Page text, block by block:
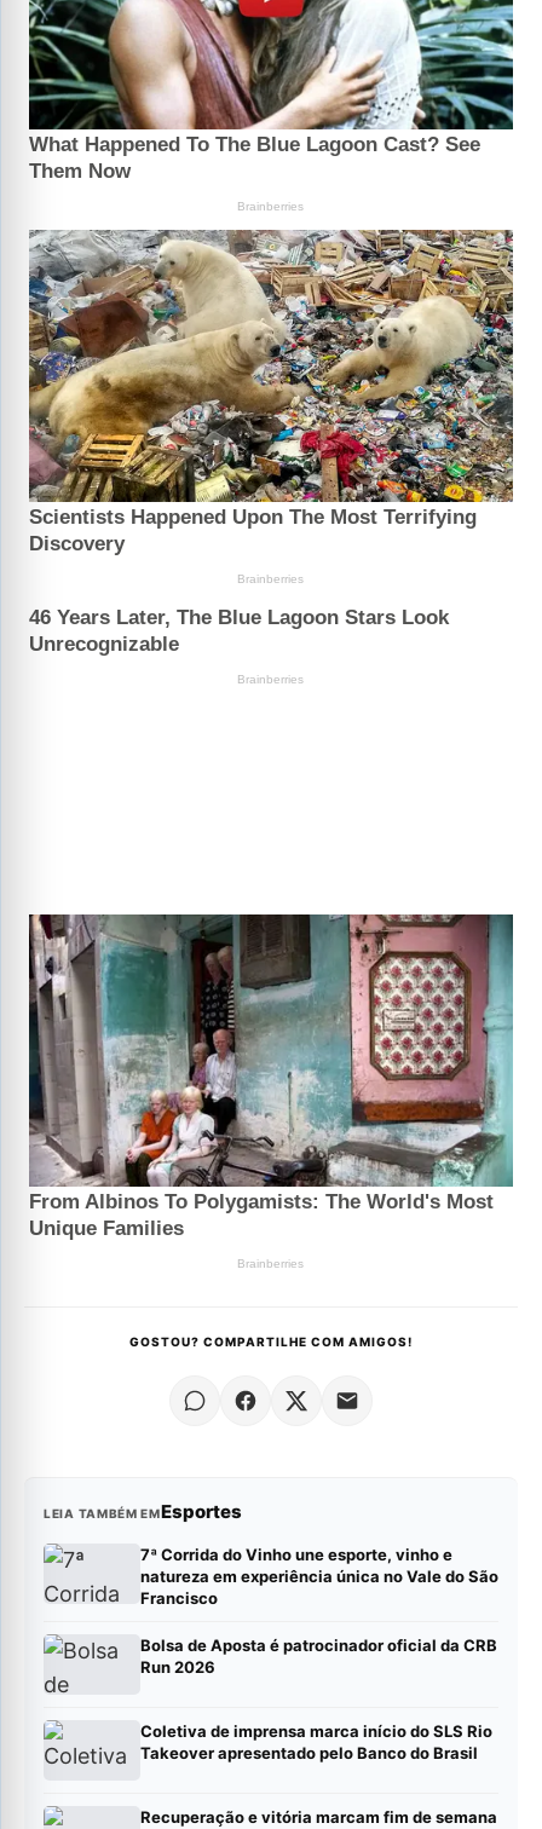
GOSTOU? COMPARTILHE COM AMIGOS!
LEIA TAMBÉM EMEsportes
7ª Corrida do Vinho une esporte, vinho e
natureza em experiência única no Vale do São
Francisco
Bolsa de Aposta é patrocinador oficial da CRB
Run 2026
Coletiva de imprensa marca início do SLS Rio
Takeover apresentado pelo Banco do Brasil
Recuperação e vitória marcam fim de semana